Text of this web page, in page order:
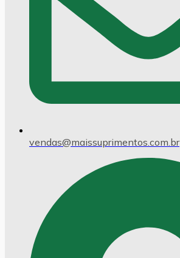
vendas@maissuprimentos.com.br